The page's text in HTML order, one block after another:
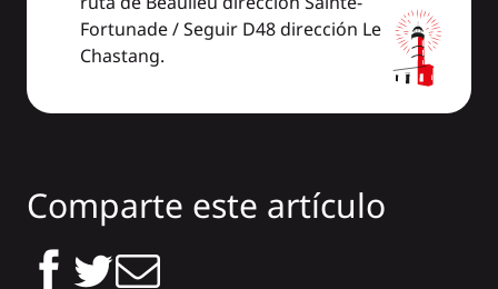
Fortunade / Seguir D48 dirección Le
Chastang.
Comparte este artículo